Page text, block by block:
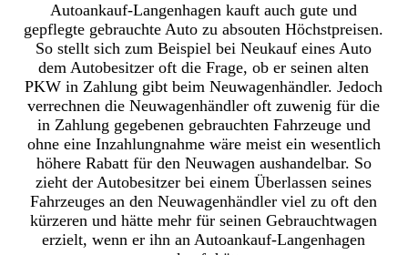
Autoankauf-Langenhagen kauft auch gute und
gepflegte gebrauchte Auto zu absouten Höchstpreisen.
So stellt sich zum Beispiel bei Neukauf eines Auto
dem Autobesitzer oft die Frage, ob er seinen alten
PKW in Zahlung gibt beim Neuwagenhändler. Jedoch
verrechnen die Neuwagenhändler oft zuwenig für die
in Zahlung gegebenen gebrauchten Fahrzeuge und
ohne eine Inzahlungnahme wäre meist ein wesentlich
höhere Rabatt für den Neuwagen aushandelbar. So
zieht der Autobesitzer bei einem Überlassen seines
Fahrzeuges an den Neuwagenhändler viel zu oft den
kürzeren und hätte mehr für seinen Gebrauchtwagen
erzielt, wenn er ihn an Autoankauf-Langenhagen